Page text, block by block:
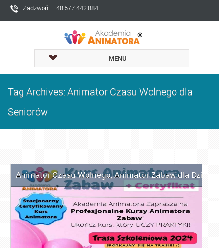
Zadzwoń + 48 577 442 884
MENU
Tag Archives: Animator Czasu Wolnego dla
Seniorów
Animator Czasu Wolnego,Animator Zabaw dla Dzieci